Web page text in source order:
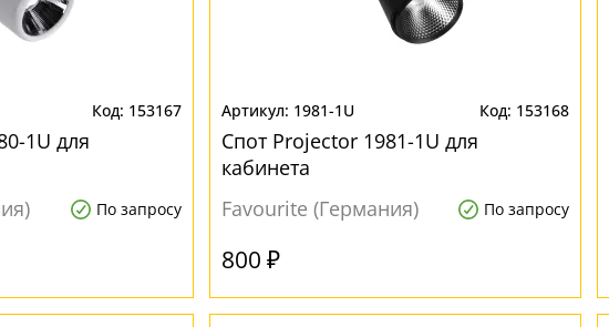
153167
1U для
По запросу
1981-1U 153168
Спот Projector 1981-1U для
кабинета
Favourite (Германия)
По запросу
800 ₽